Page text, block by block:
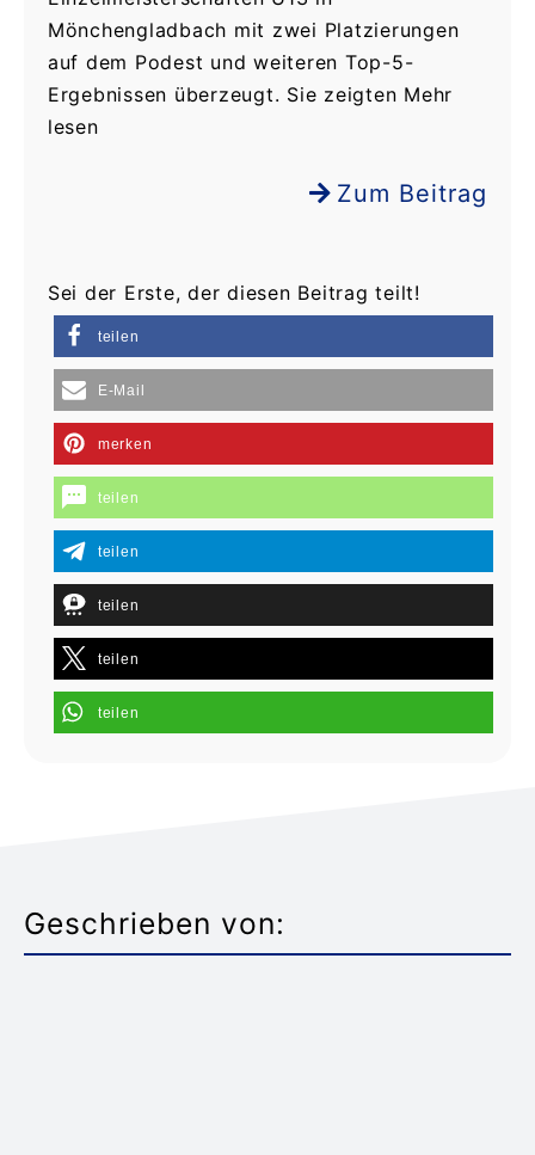
Mönchengladbach mit zwei Platzierungen
auf dem Podest und weiteren Top-5-
Ergebnissen überzeugt. Sie zeigten Mehr
lesen
Zum Beitrag
Sei der Erste, der diesen Beitrag teilt!
teilen
E-Mail
merken
teilen
teilen
teilen
teilen
teilen
Geschrieben von: